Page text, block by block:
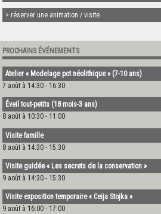
> réserver une animation / visite
PROCHAINS ÉVÉNEMENTS
Atelier « Modelage pot néolithique » (7-10 ans)
7 août à 14:30 - 16:30
Éveil tout-petits (18 mois-3 ans)
8 août à 10:30 - 11:00
Visite famille
8 août à 14:30 - 15:30
Visite guidée « Les secrets de la conservation »
9 août à 14:30 - 15:30
Visite exposition temporaire « Ceija Stojka »
9 août à 16:00 - 17:00